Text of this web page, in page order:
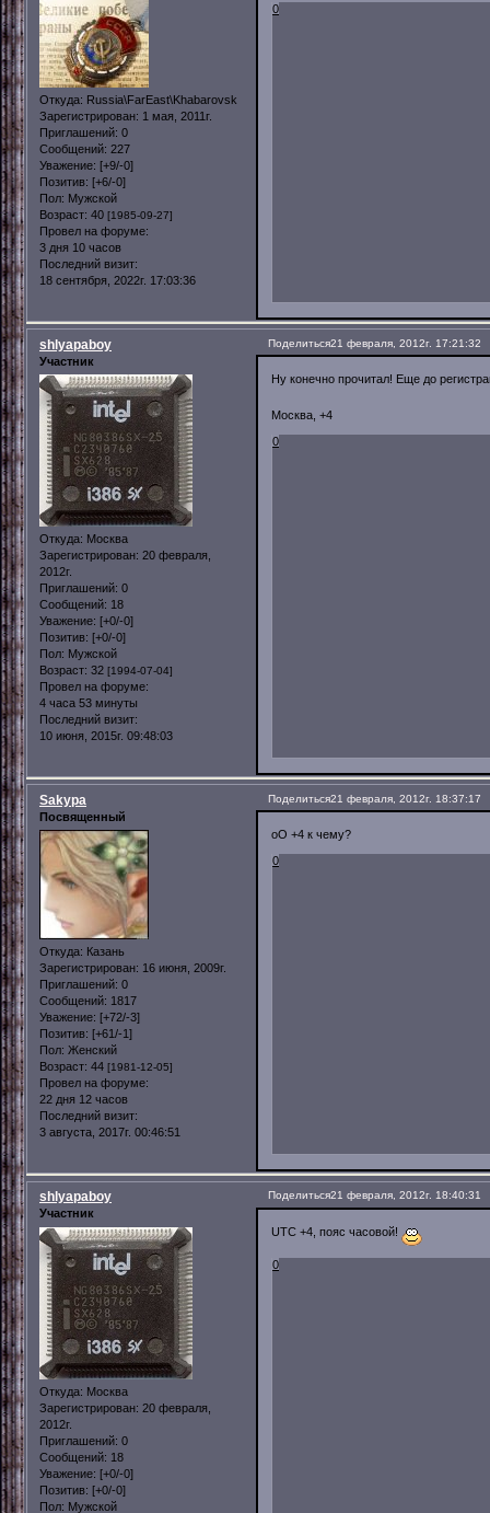
Откуда: Russia\FarEast\Khabarovsk
Зарегистрирован: 1 мая, 2011г.
Приглашений: 0
Сообщений: 227
Уважение: [+9/-0]
Позитив: [+6/-0]
Пол: Мужской
Возраст: 40 [1985-09-27]
Провел на форуме:
3 дня 10 часов
Последний визит:
18 сентября, 2022г. 17:03:36
0
Поделиться21 февраля, 2012г. 17:21:32
shlyapaboy
Участник
Откуда: Москва
Зарегистрирован: 20 февраля,
2012г.
Приглашений: 0
Сообщений: 18
Уважение: [+0/-0]
Позитив: [+0/-0]
Пол: Мужской
Возраст: 32 [1994-07-04]
Провел на форуме:
4 часа 53 минуты
Последний визит:
10 июня, 2015г. 09:48:03
Ну конечно прочитал! Еще до
Москва, +4
0
Поделиться21 февраля, 2012г. 18:37:17
Sakypa
Посвященный
Откуда: Казань
Зарегистрирован: 16 июня, 2009г.
Приглашений: 0
Сообщений: 1817
Уважение: [+72/-3]
Позитив: [+61/-1]
Пол: Женский
Возраст: 44 [1981-12-05]
Провел на форуме:
22 дня 12 часов
Последний визит:
3 августа, 2017г. 00:46:51
оО +4 к чему?
0
Поделиться21 февраля, 2012г. 18:40:31
shlyapaboy
Участник
Откуда: Москва
Зарегистрирован: 20 февраля,
2012г.
Приглашений: 0
Сообщений: 18
Уважение: [+0/-0]
Позитив: [+0/-0]
Пол: Мужской
UTC +4, пояс часовой!
0